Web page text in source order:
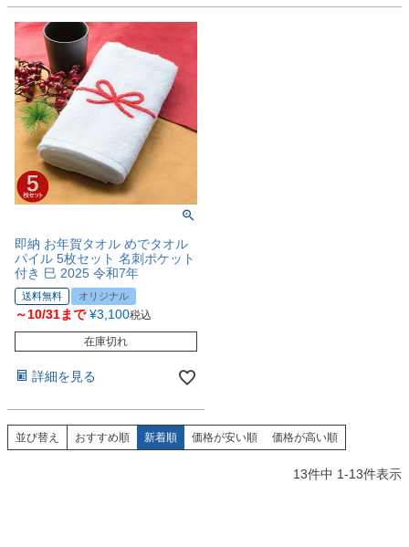
即納 お年賀タオル めでタオル
パイル 5枚セット 名刺ポケット
付き 巳 2025 令和7年
送料無料 オリジナル
～10/31まで ¥3,100税込
在庫切れ
詳細を見る
並び替え おすすめ順 新着順 価格が安い順 価格が高い順
13件中 1-13件表示